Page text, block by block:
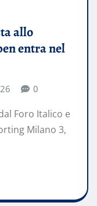
allo
entra nel
0
Foro Italico e
Milano 3,